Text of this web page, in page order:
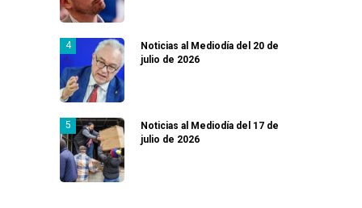
Noticias al Mediodía del 20 de
julio de 2026
Noticias al Mediodía del 17 de
julio de 2026